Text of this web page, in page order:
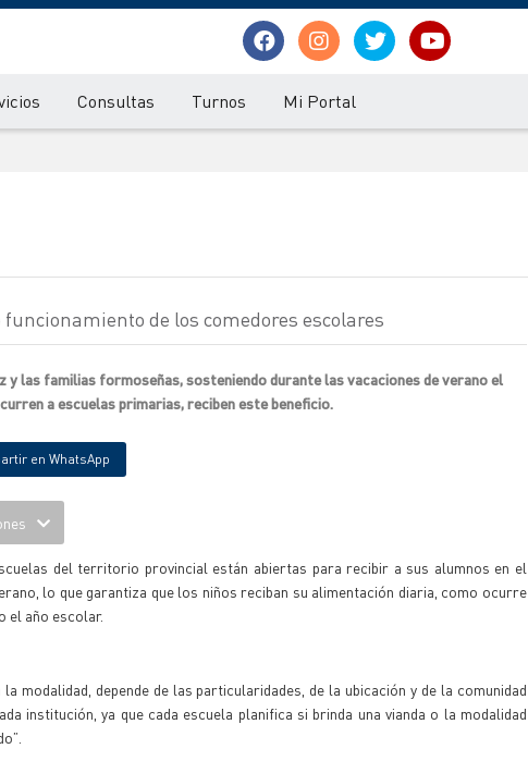
Consultas Turnos Mi Portal
de los comedores escolares
las familias formoseñas, sosteniendo durante las vacaciones de verano el
a escuelas primarias, reciben este beneficio.
en WhatsApp
del territorio provincial están abiertas para recibir a sus alumnos en el
lo que garantiza que los niños reciban su alimentación diaria, como ocurre
el año escolar.
la modalidad, depende de las particularidades, de la ubicación y de la comunidad
institución, ya que cada escuela planifica si brinda una vianda o la modalidad